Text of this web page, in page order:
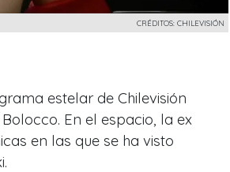
CRÉDITOS: CHILEVISIÓN
estelar de Chilevisión
En el espacio, la ex
en las que se ha visto